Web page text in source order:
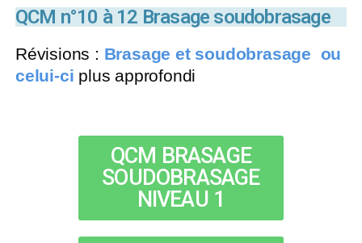
QCM n°10 à 12 Brasage soudobrasage
Révisions : Brasage et soudobrasage ou
celui-ci plus approfondi
QCM BRASAGE
SOUDOBRASAGE
NIVEAU 1